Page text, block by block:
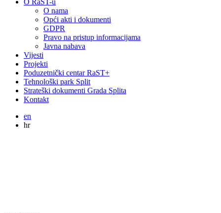
O RaST-u
O nama
Opći akti i dokumenti
GDPR
Pravo na pristup informacijama
Javna nabava
Vijesti
Projekti
Poduzetnički centar RaST+
Tehnološki park Split
Strateški dokumenti Grada Splita
Kontakt
en
hr